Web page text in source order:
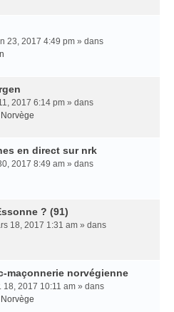
23, 2017 4:49 pm » dans
2017 6:14 pm » dans
en direct sur nrk
2017 8:49 am » dans
? (91)
18, 2017 1:31 am » dans
maçonnerie norvégienne
18, 2017 10:11 am » dans